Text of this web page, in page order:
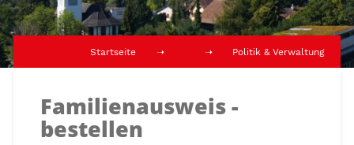
Startseite Politik & Verwaltung
Familienausweis -
bestellen